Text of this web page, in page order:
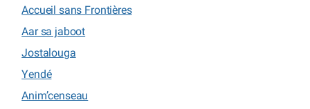
Accueil sans Frontières
Aar sa jaboot
Jostalouga
Yendé
Anim’censeau